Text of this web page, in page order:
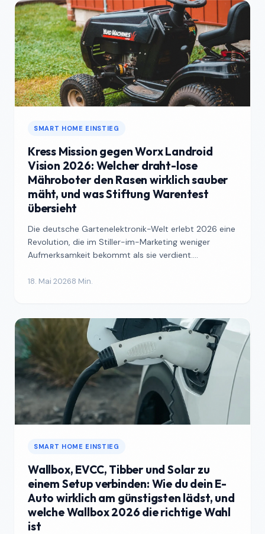
SMART HOME EINSTIEG
Kress Mission gegen Worx Landroid
Vision 2026: Welcher draht-lose
Mähroboter den Rasen wirklich sauber
mäht, und was Stiftung Warentest
übersieht
Die deutsche Gartenelektronik-Welt erlebt 2026 eine
Revolution, die im Stiller-im-Marketing weniger
Aufmerksamkeit bekommt als sie verdient.
18. Mai 20268 Min.
SMART HOME EINSTIEG
Wallbox, EVCC, Tibber und Solar zu
einem Setup verbinden: Wie du dein E-
Auto wirklich am günstigsten lädst, und
welche Wallbox 2026 die richtige Wahl
ist